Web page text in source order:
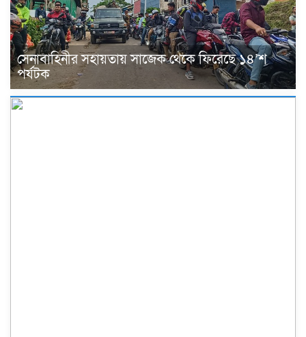
সেনাবাহিনীর সহায়তায় সাজেক থেকে ফিরেছে ১৪’শ
পর্যটক